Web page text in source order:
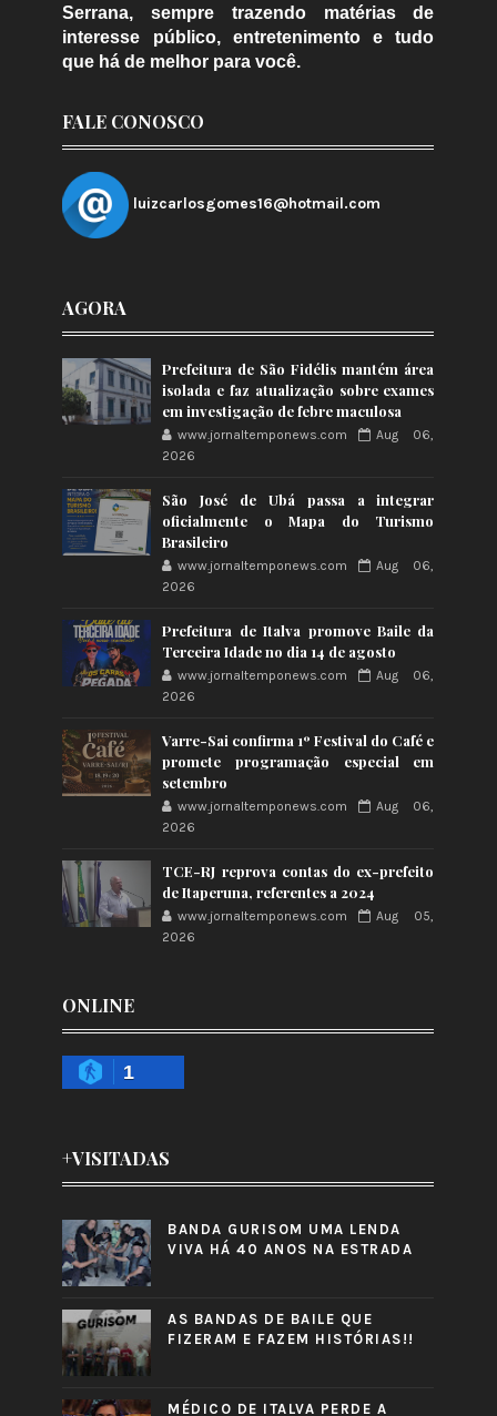
Serrana, sempre trazendo matérias de
interesse público, entretenimento e tudo
que há de melhor para você.
FALE CONOSCO
luizcarlosgomes16@hotmail.com
AGORA
Prefeitura de São Fidélis mantém área
isolada e faz atualização sobre exames
em investigação de febre maculosa
www.jornaltemponews.com
Aug 06,
2026
São José de Ubá passa a integrar
oficialmente o Mapa do Turismo
Brasileiro
www.jornaltemponews.com
Aug 06,
2026
Prefeitura de Italva promove Baile da
Terceira Idade no dia 14 de agosto
www.jornaltemponews.com
Aug 06,
2026
Varre-Sai confirma 1º Festival do Café e
promete programação especial em
setembro
www.jornaltemponews.com
Aug 06,
2026
TCE-RJ reprova contas do ex-prefeito
de Itaperuna, referentes a 2024
www.jornaltemponews.com
Aug 05,
2026
ONLINE
1
+VISITADAS
BANDA GURISOM UMA LENDA
VIVA HÁ 40 ANOS NA ESTRADA
AS BANDAS DE BAILE QUE
FIZERAM E FAZEM HISTÓRIAS!!
MÉDICO DE ITALVA PERDE A